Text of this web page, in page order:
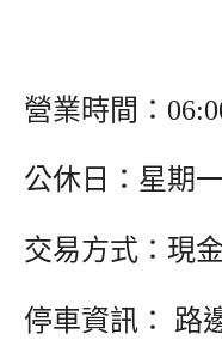
營業時間：
公休日：星期一
交易方式：現金
停車資訊： 路